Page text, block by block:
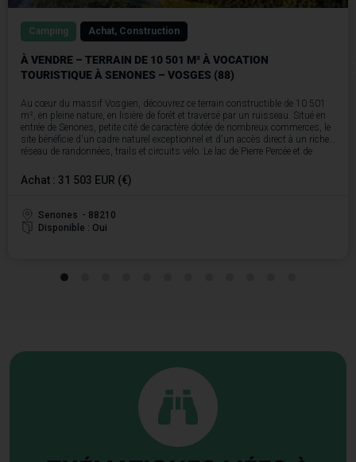
Camping Achat, Construction
À VENDRE – TERRAIN DE 10 501 M² À VOCATION
TOURISTIQUE À SENONES – VOSGES (88)
Au cœur du massif Vosgien, découvrez ce terrain constructible de 10 501
m², en pleine nature, en lisière de forêt et traversé par un ruisseau. Situé en
entrée de Senones, petite cité de caractère dotée de nombreux commerces, le
site bénéficie d'un cadre naturel exceptionnel et d'un accès direct à un riche
réseau de randonnées, trails et circuits vélo. Le lac de Pierre Percée et de
immédiate.
Le terrain est proposé à l'acquisition au prix de 31 503 €, soit 3 € le m².
parfaitement viabilisé : eau et assainissement en limite de parcelle,
électricité à proximité.
Camping, hébergement insolite, écolodge, gîte de groupe… Ce site offre un
Achat : 31 503 EUR (€)
Senones - 88210
Disponible : Oui